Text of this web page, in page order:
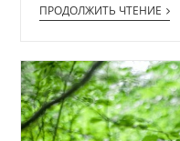
ПРОДОЛЖИТЬ ЧТЕНИЕ